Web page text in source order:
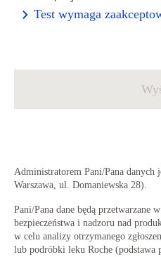
Test wymaga
Administratorem Pani/Pana danych
Warszawa, ul. Domaniewska 28).
Pani/Pana dane będą przetwarzane
bezpieczeństwa i nadzoru nad
w celu analizy otrzymanego
lub podróbki leku Roche (podstawa